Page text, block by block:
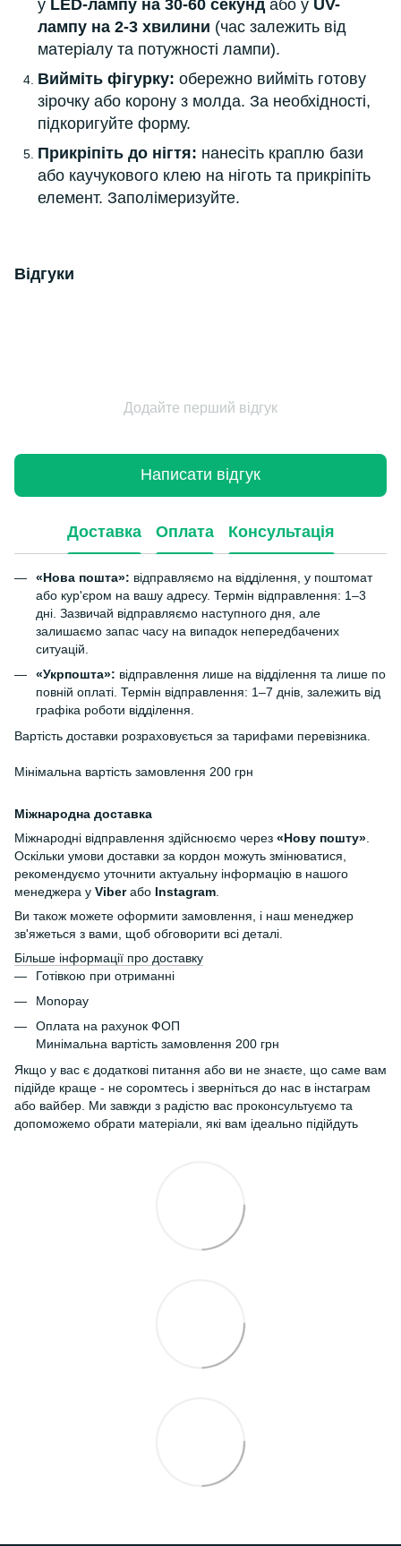
у LED-лампу на 30-60 секунд або у UV-
лампу на 2-3 хвилини (час залежить від
матеріалу та потужності лампи).
Вийміть фігурку: обережно вийміть готову
зірочку або корону з молда. За необхідності,
підкоригуйте форму.
Прикріпіть до нігтя: нанесіть краплю бази
або каучукового клею на ніготь та прикріпіть
елемент. Заполімеризуйте.
Відгуки
Додайте перший відгук
Написати відгук
Доставка Оплата Консультація
«Нова пошта»: відправляємо на відділення, у поштомат
або кур'єром на вашу адресу. Термін відправлення: 1–3
дні. Зазвичай відправляємо наступного дня, але
залишаємо запас часу на випадок непередбачених
ситуацій.
«Укрпошта»: відправлення лише на відділення та лише по
повній оплаті. Термін відправлення: 1–7 днів, залежить від
графіка роботи відділення.
Вартість доставки розраховується за тарифами перевізника.
Мінімальна вартість замовлення 200 грн
Міжнародна доставка
Міжнародні відправлення здійснюємо через «Нову пошту»
Оскільки умови доставки за кордон можуть змінюватися,
рекомендуємо уточнити актуальну інформацію в нашого
менеджера у Viberабо Instagram
Ви також можете оформити замовлення, і наш менеджер
зв'яжеться з вами, щоб обговорити всі деталі.
Більше інформації про доставку
Готівкою при отриманні
Monopay
Оплата на рахунок ФОП
Минімальна вартість замовлення 200 грн
Якщо у вас є додаткові питання або ви не знаєте, що саме вам
підійде краще - не соромтесь і зверніться до нас в інстаграм
або вайбер. Ми завжди з радістю вас проконсультуємо та
допоможемо обрати матеріали, які вам ідеально підійдуть